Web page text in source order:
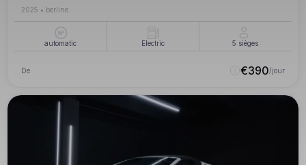
2025 • berline
automatic Electric 5 sièges
De €390/jour